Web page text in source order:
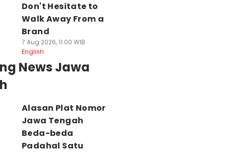
Don't Hesitate to
Walk Away From a
Brand
7 Aug 2026, 11:00 WIB
English
News Jawa
Alasan Plat Nomor
Jawa Tengah
Beda-beda
Padahal Satu